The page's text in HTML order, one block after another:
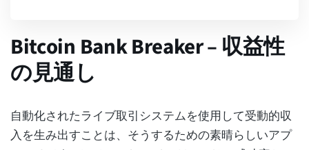
Bitcoin Bank Breaker – 収益性
の見通し
自動化されたライブ取引システムを使用して受動的収
入を生み出すことは、そうするための素晴らしいアプ